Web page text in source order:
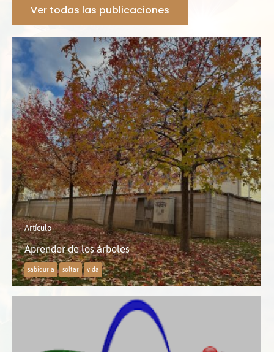
Ver todas las publicaciones
Artículo
Aprender de los árboles
sabiduria soltar vida